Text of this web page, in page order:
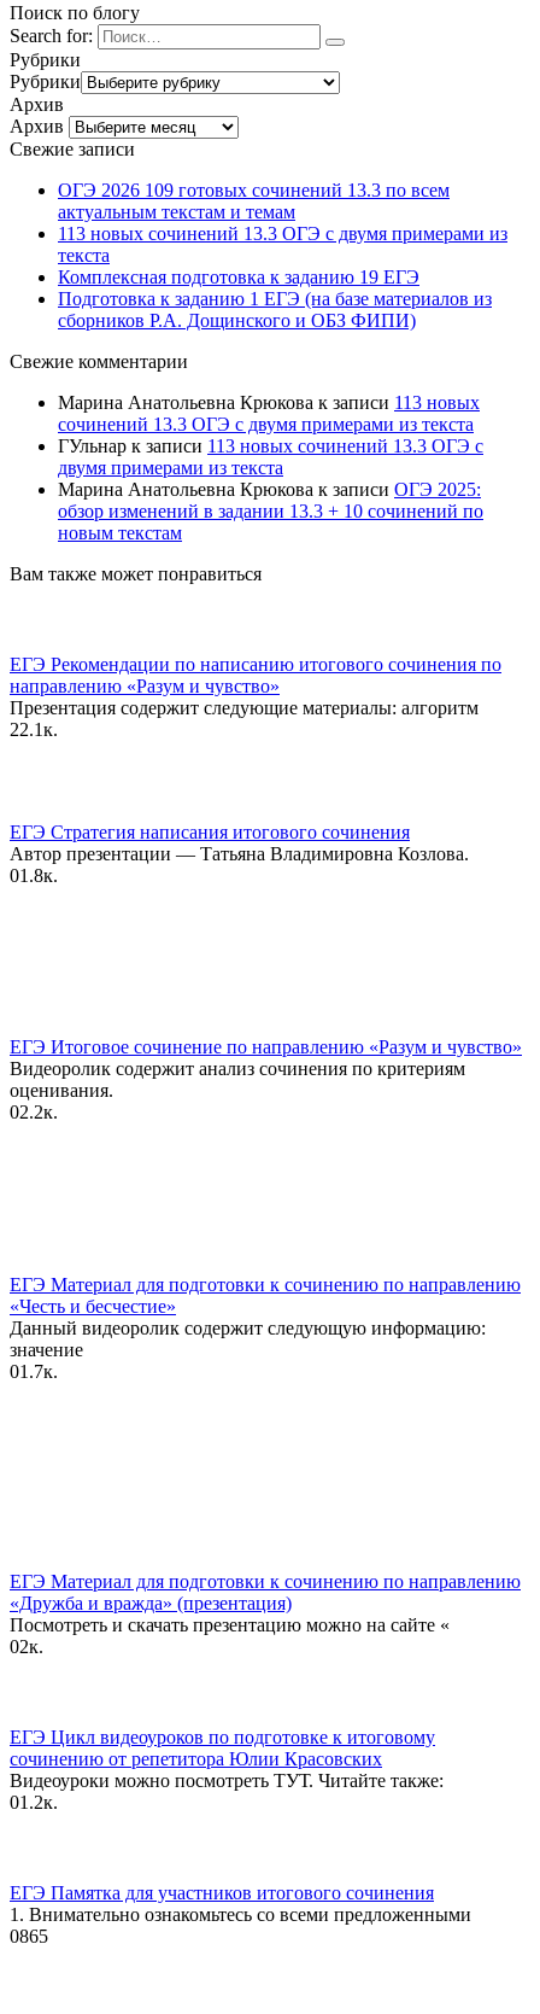
Поиск по блогу
Search for:
Рубрики
Рубрики
Архив
Архив
Свежие записи
ОГЭ 2026 109 готовых сочинений 13.3 по всем
актуальным текстам и темам
113 новых сочинений 13.3 ОГЭ с двумя примерами из
текста
Комплексная подготовка к заданию 19 ЕГЭ
Подготовка к заданию 1 ЕГЭ (на базе материалов из
сборников Р.А. Дощинского и ОБЗ ФИПИ)
Свежие комментарии
Марина Анатольевна Крюкова к записи 113 новых
сочинений 13.3 ОГЭ с двумя примерами из текста
ГУльнар к записи 113 новых сочинений 13.3 ОГЭ с
двумя примерами из текста
Марина Анатольевна Крюкова к записи ОГЭ 2025:
обзор изменений в задании 13.3 + 10 сочинений по
новым текстам
Вам также может понравиться
ЕГЭ Рекомендации по написанию итогового сочинения по
направлению «Разум и чувство»
Презентация содержит следующие материалы: алгоритм
22.1к.
ЕГЭ Стратегия написания итогового сочинения
Автор презентации — Татьяна Владимировна Козлова.
01.8к.
ЕГЭ Итоговое сочинение по направлению «Разум и чувство»
Видеоролик содержит анализ сочинения по критериям
оценивания.
02.2к.
ЕГЭ Материал для подготовки к сочинению по направлению
«Честь и бесчестие»
Данный видеоролик содержит следующую информацию:
значение
01.7к.
ЕГЭ Материал для подготовки к сочинению по направлению
«Дружба и вражда» (презентация)
Посмотреть и скачать презентацию можно на сайте «
02к.
ЕГЭ Цикл видеоуроков по подготовке к итоговому
сочинению от репетитора Юлии Красовских
Видеоуроки можно посмотреть ТУТ. Читайте также:
01.2к.
ЕГЭ Памятка для участников итогового сочинения
1. Внимательно ознакомьтесь со всеми предложенными
0865